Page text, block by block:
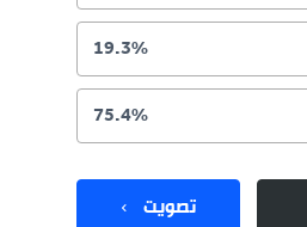
19.3%
75.4%
تصويت